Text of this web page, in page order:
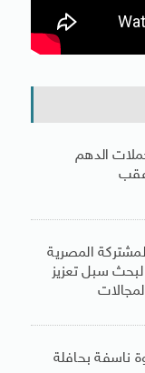
الدهم
عقب
المصرية
سبل تعزيز
ناسفة بحافلة